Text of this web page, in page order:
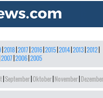
| 2018| 2017| 2016| 2015| 2014| 2013| 2012|
2007| 2006| 2005
September Oktober November Dezember